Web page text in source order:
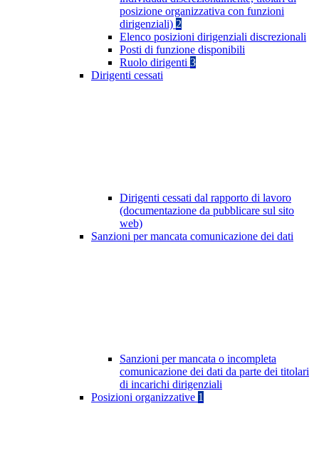
posizione organizzativa con funzioni
dirigenziali) 2
Elenco posizioni dirigenziali discrezionali
Posti di funzione disponibili
Ruolo dirigenti 3
Dirigenti cessati
Dirigenti cessati dal rapporto di lavoro
(documentazione da pubblicare sul sito
web)
Sanzioni per mancata comunicazione dei dati
Sanzioni per mancata o incompleta
comunicazione dei dati da parte dei titolari
di incarichi dirigenziali
Posizioni organizzative 1